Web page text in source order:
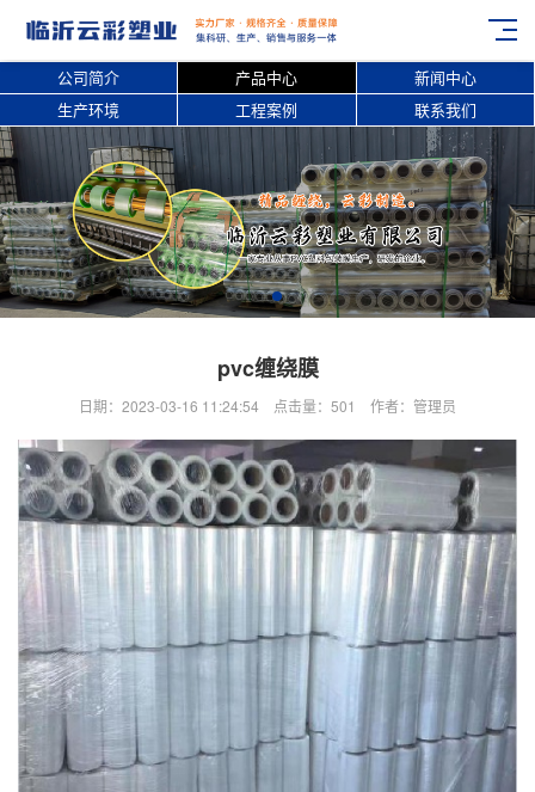
公司简介 产品中心
新闻中心
生产环境
工程案例 联系我们
pvc缠绕膜
日期：2023-03-16 11:24:54 点击量：501 作者：管理员